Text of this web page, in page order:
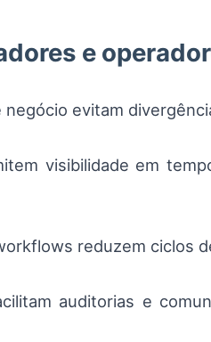
e
evitam
visibilidade em
reduzem ciclos
auditorias e